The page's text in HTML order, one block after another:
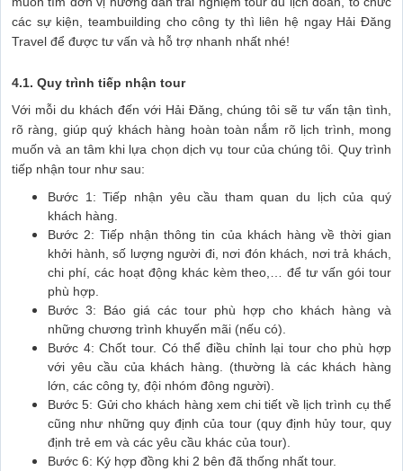
các sự kiện, teambuilding cho công ty thì liên hệ ngay Hải Đăng
Travel để được tư vấn và hỗ trợ nhanh nhất nhé!
4.1. Quy trình tiếp nhận tour
Với mỗi du khách đến với Hải Đăng, chúng tôi sẽ tư vấn tận tình,
rõ ràng, giúp quý khách hàng hoàn toàn nắm rõ lịch trình, mong
muốn và an tâm khi lựa chọn dịch vụ tour của chúng tôi. Quy trình
tiếp nhận tour như sau:
Bước 1: Tiếp nhận yêu cầu tham quan du lịch của quý
khách hàng.
Bước 2: Tiếp nhận thông tin của khách hàng về thời gian
khởi hành, số lượng người đi, nơi đón khách, nơi trả khách,
chi phí, các hoạt động khác kèm theo,… để tư vấn gói tour
phù hợp.
Bước 3: Báo giá các tour phù hợp cho khách hàng và
những chương trình khuyến mãi (nếu có).
Bước 4: Chốt tour. Có thể điều chỉnh lại tour cho phù hợp
với yêu cầu của khách hàng. (thường là các khách hàng
lớn, các công ty, đội nhóm đông người).
Bước 5: Gửi cho khách hàng xem chi tiết về lịch trình cụ thể
cũng như những quy định của tour (quy định hủy tour, quy
định trẻ em và các yêu cầu khác của tour).
Bước 6: Ký hợp đồng khi 2 bên đã thống nhất tour.